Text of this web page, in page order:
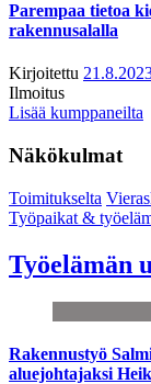
Parempaa tietoa
rakennusalalla
Kirjoitettu
Ilmoitus
Lisää kumppaneilta
Näkökulmat
Toimitukselta
Työpaikat &
Työelämän
Rakennustyö
aluejohtajaksi